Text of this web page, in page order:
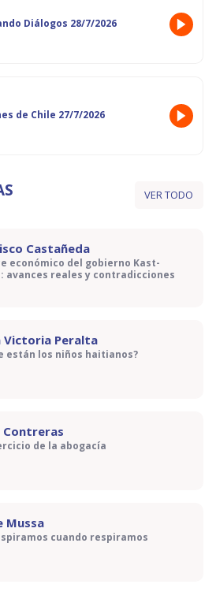
Diálogos 28/7/2026
de Chile 27/7/2026
VER TODO
Castañeda
económico del gobierno Kast-
avances reales y contradicciones
Victoria Peralta
están los niños haitianos?
Contreras
de la abogacía
Mussa
cuando respiramos